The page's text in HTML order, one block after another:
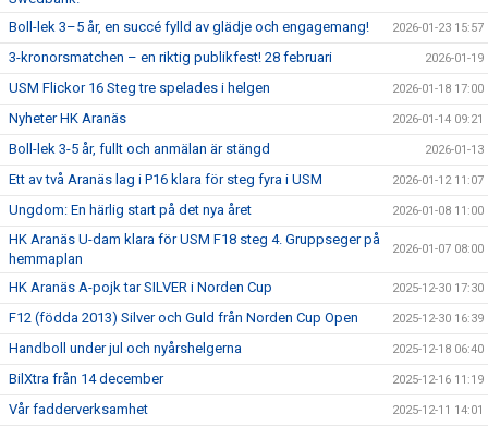
Boll-lek 3–5 år, en succé fylld av glädje och engagemang! 2026-01-23 15:57
3-kronorsmatchen – en riktig publikfest! 28 februari 2026-01-19
USM Flickor 16 Steg tre spelades i helgen 2026-01-18 17:00
Nyheter HK Aranäs 2026-01-14 09:21
Boll-lek 3-5 år, fullt och anmälan är stängd 2026-01-13
Ett av två Aranäs lag i P16 klara för steg fyra i USM 2026-01-12 11:07
Ungdom: En härlig start på det nya året 2026-01-08 11:00
HK Aranäs U-dam klara för USM F18 steg 4. Gruppseger på
hemmaplan
2026-01-07 08:00
HK Aranäs A-pojk tar SILVER i Norden Cup 2025-12-30 17:30
F12 (födda 2013) Silver och Guld från Norden Cup Open 2025-12-30 16:39
Handboll under jul och nyårshelgerna 2025-12-18 06:40
BilXtra från 14 december 2025-12-16 11:19
Vår fadderverksamhet 2025-12-11 14:01